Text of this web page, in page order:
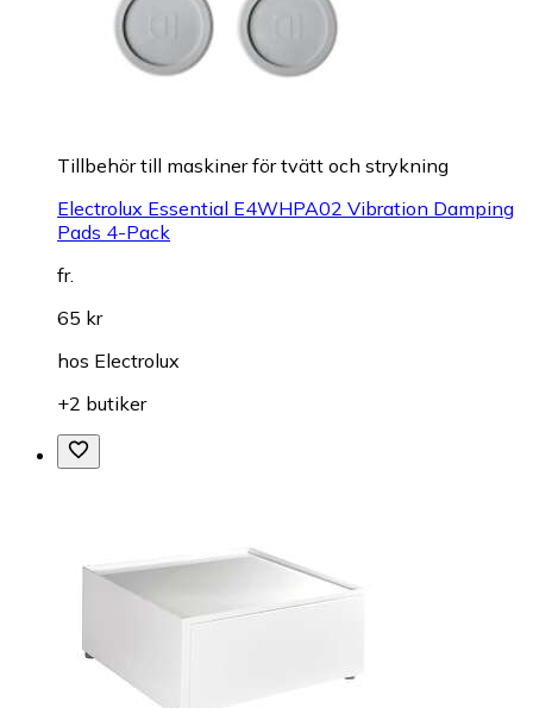
Tillbehör till maskiner för tvätt och strykning
Electrolux Essential E4WHPA02 Vibration Damping
Pads 4-Pack
fr.
65 kr
hos Electrolux
+2 butiker